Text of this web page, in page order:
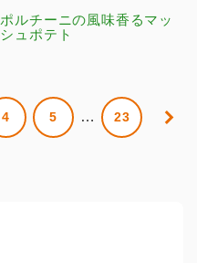
ポルチーニの風味香るマッ
シュポテト
4 5 … 23